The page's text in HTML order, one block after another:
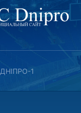
ДНІПРО-1